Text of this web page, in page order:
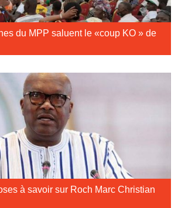
du MPP saluent le «coup KO » de
à savoir sur Roch Marc Christian